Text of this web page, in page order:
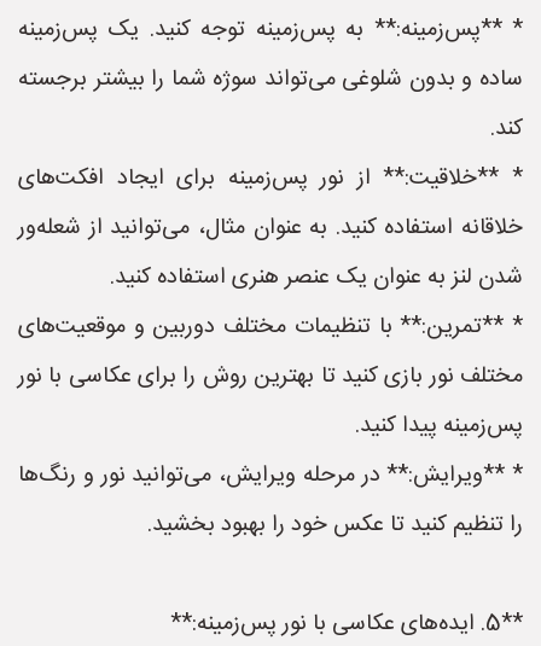
* **پس‌زمینه:** به پس‌زمینه توجه کنید. یک پس‌زمینه
ساده و بدون شلوغی می‌تواند سوژه شما را بیشتر برجسته
کند.
* **خلاقیت:** از نور پس‌زمینه برای ایجاد افکت‌های
خلاقانه استفاده کنید. به عنوان مثال، می‌توانید از شعله‌ور
شدن لنز به عنوان یک عنصر هنری استفاده کنید.
* **تمرین:** با تنظیمات مختلف دوربین و موقعیت‌های
مختلف نور بازی کنید تا بهترین روش را برای عکاسی با نور
پس‌زمینه پیدا کنید.
* **ویرایش:** در مرحله ویرایش، می‌توانید نور و رنگ‌ها
را تنظیم کنید تا عکس خود را بهبود بخشید.
**5. ایده‌های عکاسی با نور پس‌زمینه:**